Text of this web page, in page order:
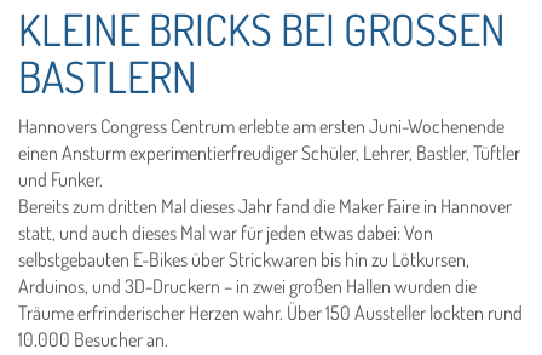
KLEINE BRICKS BEI GROSSEN B
ASTLERN
Hannovers Congress Centrum erlebte am ersten Juni-Wochenende
einen Ansturm experimentierfreudiger Schüler, Lehrer, Bastler, Tüftler
und Funker.
Bereits zum dritten Mal dieses Jahr fand die Maker Faire in Hannover
statt, und auch dieses Mal war für jeden etwas dabei: Von
selbstgebauten E-Bikes über Strickwaren bis hin zu Lötkursen,
Arduinos, und 3D-Druckern – in zwei großen Hallen wurden die
Träume erfrinderischer Herzen wahr. Über 150 Aussteller lockten rund
10.000 Besucher an.